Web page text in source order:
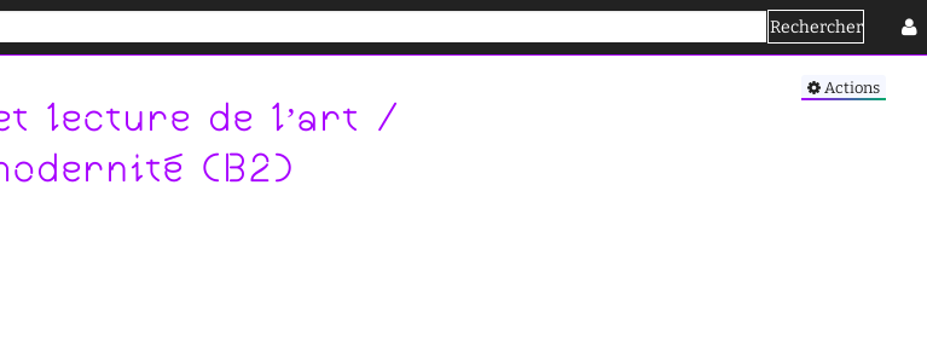
Rechercher
Se connecter
Actions
lecture de l’art /
(B2)